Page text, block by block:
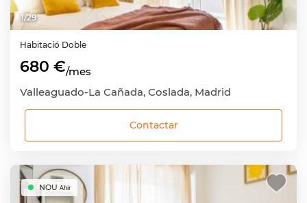
1/29
Habitació Doble
680 €/mes
Valleaguado-La Cañada, Coslada, Madrid
Contactar
NOU Ahir